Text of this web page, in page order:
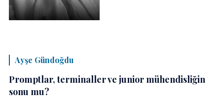
Ayşe Gündoğdu
Promptlar, terminaller ve junior mühendisliğin
sonu mu?